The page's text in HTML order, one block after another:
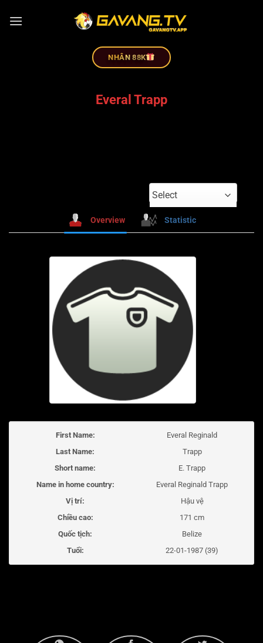
NHÂN 88K
Everal Trapp
Select
Overview Statistic
First Name:
Everal Reginald
Last Name:
Trapp
Short name:
E. Trapp
Name in home country:
Everal Reginald Trapp
Vị trí:
Hậu vệ
Chiều cao:
171 cm
Quốc tịch:
Belize
Tuổi:
22-01-1987 (39)